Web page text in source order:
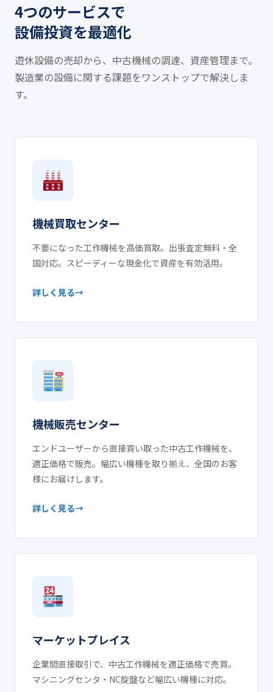
4つのサービスで
設備投資を最適化
遊休設備の売却から、中古機械の調達、資産管理まで。
製造業の設備に関する課題をワンストップで解決しま
す。
機械買取センター
不要になった工作機械を高価買取。出張査定無料・全
国対応。スピーディーな現金化で資産を有効活用。
詳しく見る
機械販売センター
エンドユーザーから直接買い取った中古工作機械を、
適正価格で販売。幅広い機種を取り揃え、全国のお客
様にお届けします。
詳しく見る
マーケットプレイス
企業間直接取引で、中古工作機械を適正価格で売買。
マシニングセンタ・NC旋盤など幅広い機種に対応。